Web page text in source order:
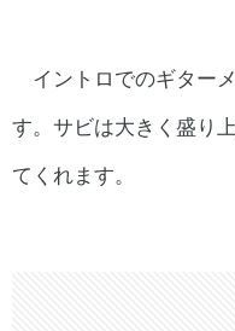
イントロでのギター
す。サビは大きく盛り
てくれます。